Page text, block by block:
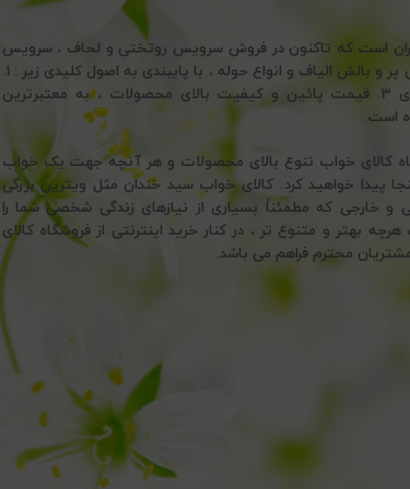
است که تاکنون در فروش سرویس روتختی و لحاف ، سرویس
ملحفه ، انواع تشک طبی ، انواع بالش پر و بالش الیاف و انواع حوله ، با پایبندی به اصول کلیدی زیر : 1.
تضمین اصالت کالا 2. مشتری مداری 3. قیمت پائین و کیفیت بالای محصولات ، به معتبرترین
است.
کالای خواب تنوع بالای محصولات و هر آنچه جهت یک خواب
پیدا خواهید کرد. کالای خواب سید خندان مثل ویترین بزرگی
و خارجی که مطمئناً بسیاری از نیازهای زندگی شخصی شما را
بهتر و متنوع تر ، در کنار خرید اینترنتی از فروشگاه کالای
محترم فراهم می باشد.